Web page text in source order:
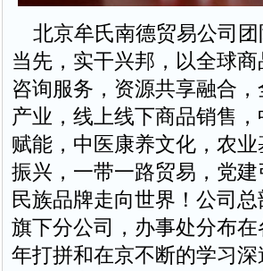
北京牟氏南德贸易公司团
当先，实干兴邦，以全球
咨询服务，资源共享融合
产业，线上线下商品销售
赋能，中医康养文化，农
振兴，一带一路贸易，党
民族品牌走向世界！公司
旗下分公司，办事处分布
年打拼和在京不断的学习